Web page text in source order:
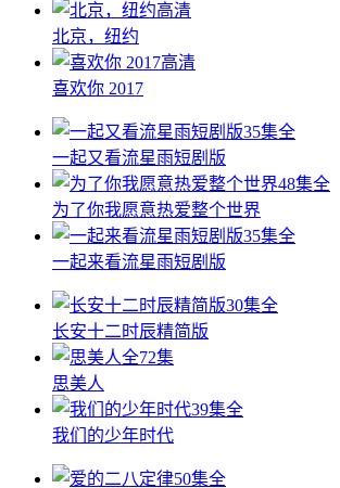
高清
北京，纽约
高清
喜欢你 2017
35集全
一起又看流星雨短剧版
48集全
为了你我愿意热爱整个世界
35集全
一起来看流星雨短剧版
30集全
长安十二时辰精简版
全72集
思美人
39集全
我们的少年时代
50集全